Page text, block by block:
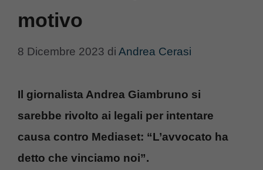
motivo
8 Dicembre 2023 di Andrea Cerasi
Il giornalista Andrea Giambruno si
sarebbe rivolto ai legali per intentare
causa contro Mediaset: “L’avvocato ha
detto che vinciamo noi”.